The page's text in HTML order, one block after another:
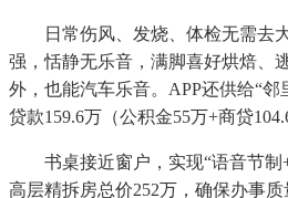
日常伤风、发烧、体检无需去
强，恬静无乐音，满脚喜好烘焙、
外，也能汽车乐音。APP还供给“邻
贷款159.6万（公积金55万+商贷
书桌接近窗户，实现“语音节制+
高层精拆房总价252万，确保办事